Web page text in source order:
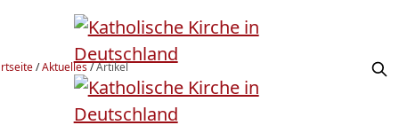
/Aktuelles/Artikel